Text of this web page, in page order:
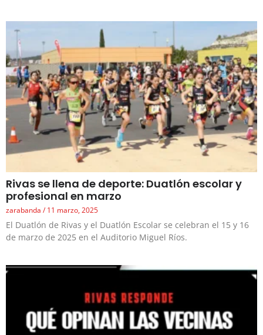
Rivas se llena de deporte: Duatlón escolar y
profesional en marzo
zarabanda 11 marzo, 2025
El Duatlón de Rivas y el Duatlón Escolar se celebran el 15 y 16
de marzo de 2025 en el Auditorio Miguel Ríos.